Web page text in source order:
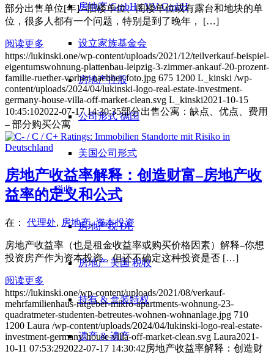
房地产 GmbH / VV GmbH
设立家族基金会
房地产控股
公司形式 德国
美国公司形式
税收
房地产税 DE
房地产 美国 税收
持有 & 盒装特权
遗产 & 遗产
部分出售单位[年] –旧楼单位、阁楼单位或有露台和地块的单
位，很多人都有一个问题，特别是到了晚年， […]
阅读更多
https://lukinski.one/wp-content/uploads/2021/12/teilverkauf-beispiel-
eigentumswohnung-plattenbau-leipzig-3-zimmer-ankauf-20-prozent-
familie-ruether-vorher-nachher-foto.jpg 675 1200 L_kinski /wp-
content/uploads/2024/04/lukinski-logo-real-estate-investment-
germany-house-villa-off-market-clean.svg L_kinski2021-10-15
10:45:102022-07-17 14:30:35部分出售公寓：缺点、优点、费用
– 部分购买公寓
房地产收益率解释：创造财富–房地产收
益率的定义和公式
在： 代理处, 房地产,资本投资
房地产收益率（也是租金收益率或购买价格因素）解释–你想
投资房产作为资本投资，但还不确定这种投资是否 […]
阅读更多
https://lukinski.one/wp-content/uploads/2021/08/verkauf-
mehrfamilienhaus-ratgeber-mikro-apartments-wohnung-23-
quadratmeter-studenten-betreutes-wohnen-wohnanlage.jpg 710
1200 Laura /wp-content/uploads/2024/04/lukinski-logo-real-estate-
investment-germany-house-villa-off-market-clean.svg Laura2021-
10-11 07:53:292022-07-17 14:30:42房地产收益率解释：创造财